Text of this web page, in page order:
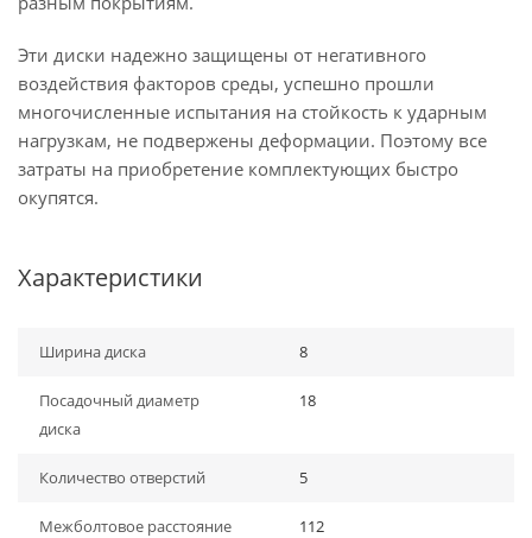
Эти диски надежно защищены от негативного
воздействия факторов среды, успешно прошли
многочисленные испытания на стойкость к ударным
нагрузкам, не подвержены деформации. Поэтому все
затраты на приобретение комплектующих быстро
окупятся.
Характеристики
Ширина диска 8
Посадочный диаметр
диска
18
Количество отверстий 5
Межболтовое расстояние 112